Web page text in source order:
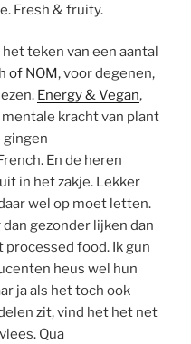
Fresh & fruity.
teken van een aantal
of NOM, voor degenen,
Energy & Vegan,
kracht van plant
gingen
En de heren
in het zakje. Lekker
wel op moet letten.
gezonder lijken dan
food. Ik gun
heus wel hun
ja als het toch ook
zit, vind het het net
Qua